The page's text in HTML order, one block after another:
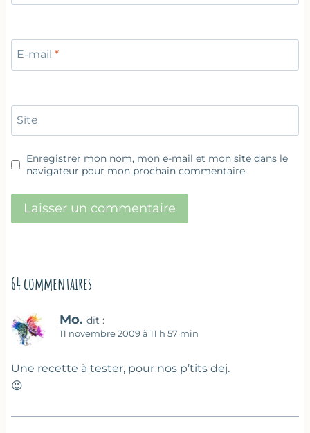
E-mail *
Site
Enregistrer mon nom, mon e-mail et mon site dans le
navigateur pour mon prochain commentaire.
64 commentaires
Mo. dit :
11 novembre 2009 à 11 h 57 min
Une recette à tester, pour nos p’tits dej.
😉